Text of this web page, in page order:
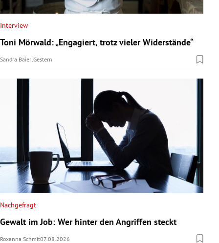
Interview
Toni Mörwald: „Engagiert, trotz vieler Widerstände“
Sandra BaierlGestern
Nachgefragt
Gewalt im Job: Wer hinter den Angriffen steckt
Roxanna Schmit07.08.2026